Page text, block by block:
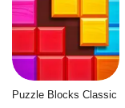
Puzzle Blocks Classic